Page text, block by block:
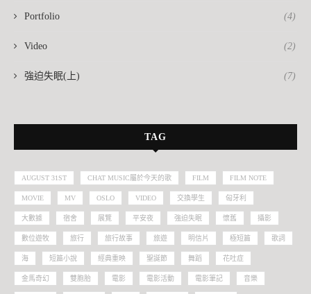
Portfolio (4)
Video (2)
強迫失眠(上) (7)
TAG
AUGUST 31ST CHAT MUSIC屬於今天的歌 FILM FILM NOTE
MOVIE MV OSLO VIDEO 交換學生 匈牙利
大數據 宿舍 展覽 平安夜 強迫失眠 懷舊 攝影
數位遊牧 旅行 旅行故事 旅遊 明信片 極短篇 歌詞
海 短篇小說 經典重映 聖誕節 舞蹈 花吐症
金馬奇幻 雙胞胎 電影 電影活動 電影筆記 音樂